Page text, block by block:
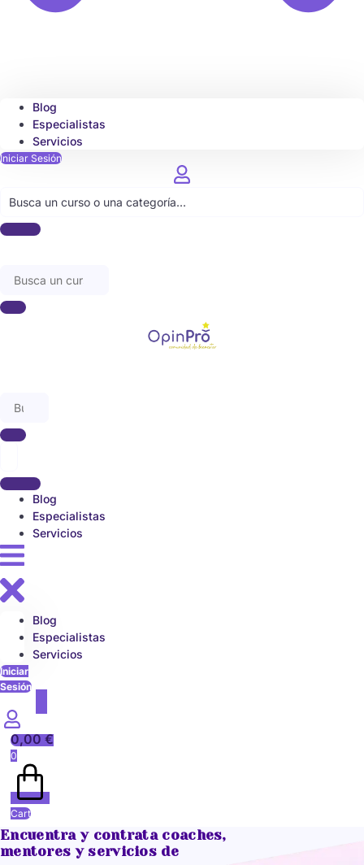
Blog
Especialistas
Servicios
Iniciar Sesión
Blog
Especialistas
Servicios
Blog
Especialistas
Servicios
Iniciar
Sesión
0,00€
0
Cart
Encuentra y contrata coaches,
mentores y servicios de